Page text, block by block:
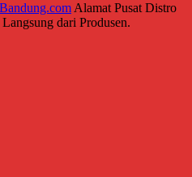
Alamat Pusat Distro
dari Produsen.